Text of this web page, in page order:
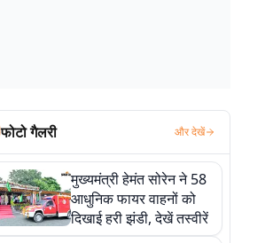
फोटो गैलरी और देखें
मुख्यमंत्री हेमंत सोरेन ने 58
आधुनिक फायर वाहनों को
दिखाई हरी झंडी, देखें तस्वीरें